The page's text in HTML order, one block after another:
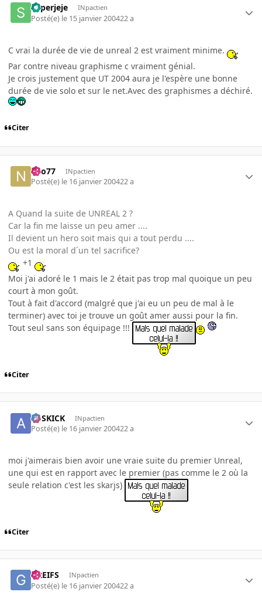
superjeje INpactien
Posté(e) le 15 janvier 200422 a
C vrai la durée de vie de unreal 2 est vraiment minime.
Par contre niveau graphisme c vraiment génial.
Je crois justement que UT 2004 aura je l'espère une bonne
durée de vie solo et sur le net.Avec des graphismes a déchiré.
Citer
neo77 INpactien
Posté(e) le 16 janvier 200422 a
A Quand la suite de UNREAL 2 ?
Car la fin me laisse un peu amer ....
Il devient un hero soit mais qui a tout perdu ....
Ou est la moral d´un tel sacrifice?
+1
Moi j'ai adoré le 1 mais le 2 était pas trop mal quoique un peu
court à mon goût.
Tout à fait d'accord (malgré que j'ai eu un peu de mal à le
terminer) avec toi je trouve un goût amer aussi pour la fin.
Tout seul sans son équipage !!!
Citer
ASSKICK INpactien
Posté(e) le 16 janvier 200422 a
moi j'aimerais bien avoir une vraie suite du premier Unreal,
une qui est en rapport avec le premier (pas comme le 2 où la
seule relation c'est les skarjs)
Citer
GREIFS INpactien
Posté(e) le 16 janvier 200422 a